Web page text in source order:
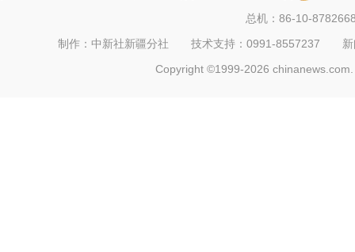
总机：86-10-
制作：中新社新疆分社 技术支持：0991-8557237
Copyright ©1999-2026